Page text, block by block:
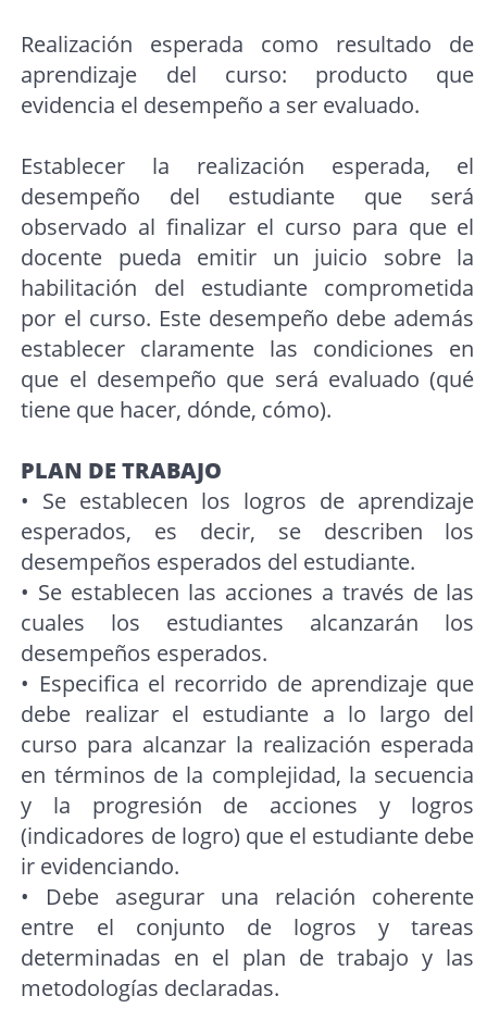
Realización esperada como resultado de
aprendizaje del curso: producto que
evidencia el desempeño a ser evaluado.
Establecer la realización esperada, el
desempeño del estudiante que será
observado al finalizar el curso para que el
docente pueda emitir un juicio sobre la
habilitación del estudiante comprometida
por el curso. Este desempeño debe además
establecer claramente las condiciones en
que el desempeño que será evaluado (qué
tiene que hacer, dónde, cómo).
PLAN DE TRABAJO
• Se establecen los logros de aprendizaje
esperados, es decir, se describen los
desempeños esperados del estudiante.
• Se establecen las acciones a través de las
cuales los estudiantes alcanzarán los
desempeños esperados.
• Especifica el recorrido de aprendizaje que
debe realizar el estudiante a lo largo del
curso para alcanzar la realización esperada
en términos de la complejidad, la secuencia
y la progresión de acciones y logros
(indicadores de logro) que el estudiante debe
ir evidenciando.
• Debe asegurar una relación coherente
entre el conjunto de logros y tareas
determinadas en el plan de trabajo y las
metodologías declaradas.